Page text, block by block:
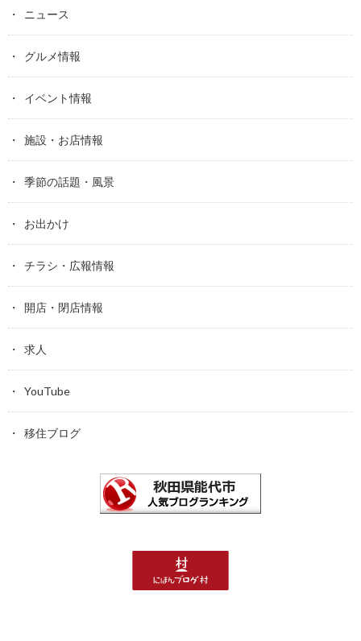
ニュース
グルメ情報
イベント情報
施設・お店情報
季節の話題・風景
お出かけ
チラシ・広報情報
開店・閉店情報
求人
YouTube
移住ブログ